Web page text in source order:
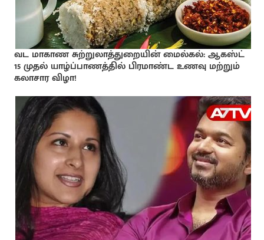
வட மாகாண சுற்றுலாத்துறையின் மைல்கல்: ஆகஸ்ட்
15 முதல் யாழ்ப்பாணத்தில் பிரமாண்ட உணவு மற்றும்
கலாசார விழா!